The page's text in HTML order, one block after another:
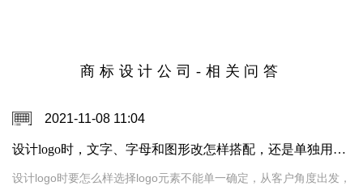
商标设计公司-相关问答
2021-11-08 11:04
设计logo时，文字、字母和图形改怎样搭配，还是单独用图形或者汉字设计好呢？
设计logo时要怎么样选择logo元素不能单一确定，从客户角度出发，